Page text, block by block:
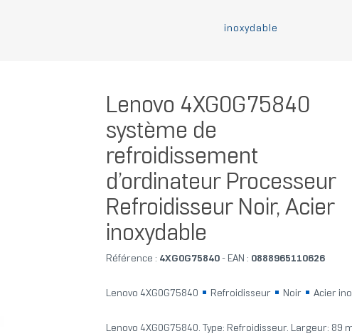
inoxydable
Lenovo 4XG0G75840
système de
refroidissement
d’ordinateur Processeur
Refroidisseur Noir, Acier
inoxydable
Référence : 4XG0G75840- EAN : 0888965110626
Lenovo 4XG0G75840 Refroidisseur Noir Acier
Lenovo 4XG0G75840. Type: Refroidisseur. Largeur: 89